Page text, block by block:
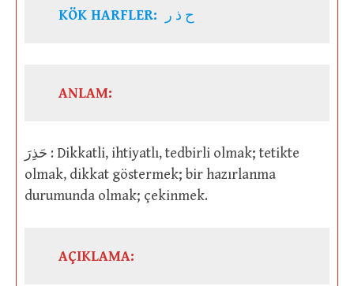
KÖK HARFLER: ح ذ ر
ANLAM:
حَذِرَ : Dikkatli, ihtiyatlı, tedbirli olmak; tetikte
olmak, dikkat göstermek; bir hazırlanma
durumunda olmak; çekinmek.
AÇIKLAMA: